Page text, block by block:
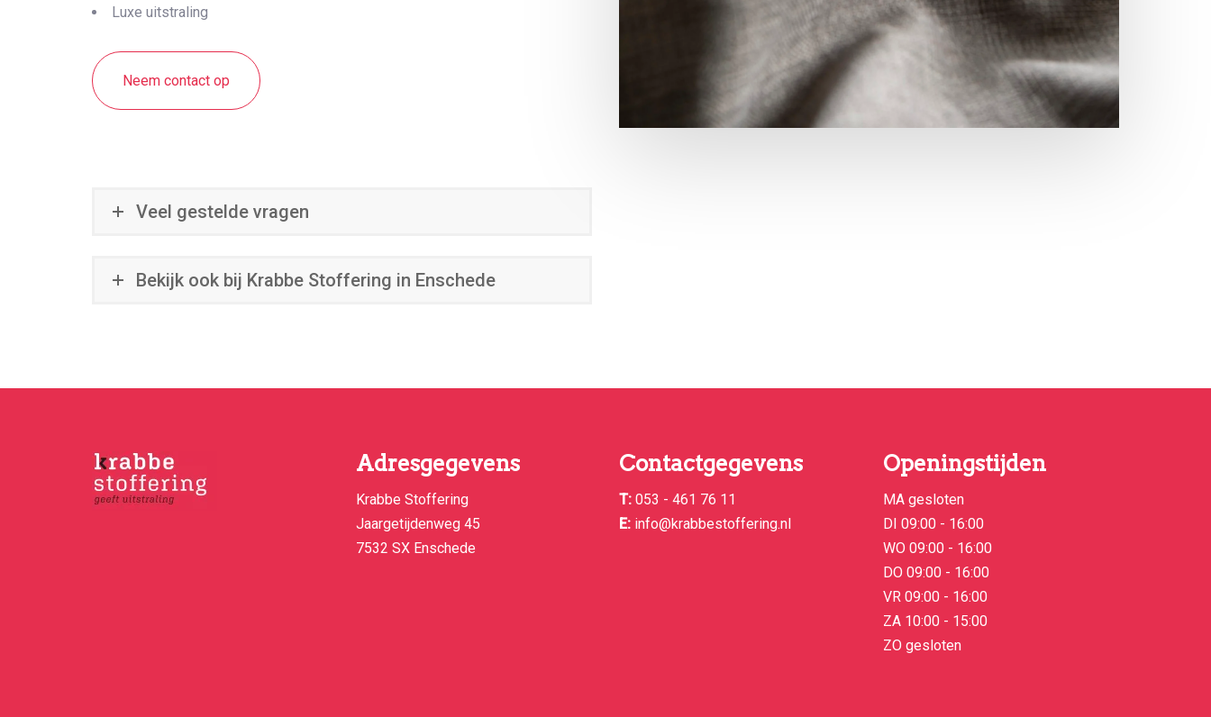
Luxe uitstraling
Neem contact op
Veel gestelde vragen
Bekijk ook bij Krabbe Stoffering in Enschede
Adresgegevens
Krabbe Stoffering
Jaargetijdenweg 45
7532 SX Enschede
Contactgegevens
T: 053 - 461 76 11
E: info@krabbestoffering.nl
Openingstijden
MA gesloten
DI 09:00 - 16:00
WO 09:00 - 16:00
DO 09:00 - 16:00
VR 09:00 - 16:00
ZA 10:00 - 15:00
ZO gesloten